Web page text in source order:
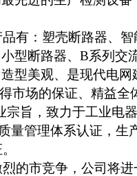
：塑壳断路器、智
型断路器、B系列交
型美观、是现代电
场的保证、精益全
宗旨，致力于工业电
量管理体系认证，生
市竞争，公司将进